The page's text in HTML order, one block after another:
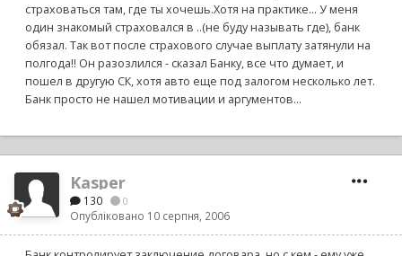
страховаться там, где ты хочешь.Хотя на практике... У меня
один знакомый страховался в ..(не буду называть где), банк
обязал. Так вот после страхового случае выплату затянули на
полгода!! Он разозлился - сказал Банку, все что думает, и
пошел в другую СК, хотя авто еще под залогом несколько лет.
Банк просто не нашел мотивации и аргументов...
Kasper
130 0
Опубліковано 10 серпня, 2006